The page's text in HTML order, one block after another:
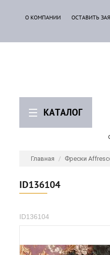
КАТАЛОГ
О КОМПАНИИ ОСТАВИТЬ
Главная / Фрески
ID136104
ID136104